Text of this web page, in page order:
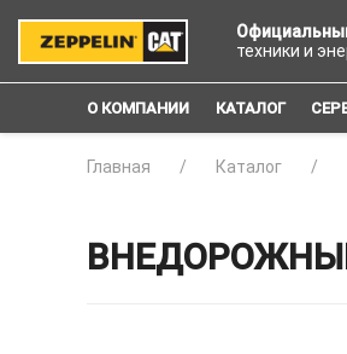
техники и
О КОМПАНИИ КАТАЛОГ
Главная Каталог